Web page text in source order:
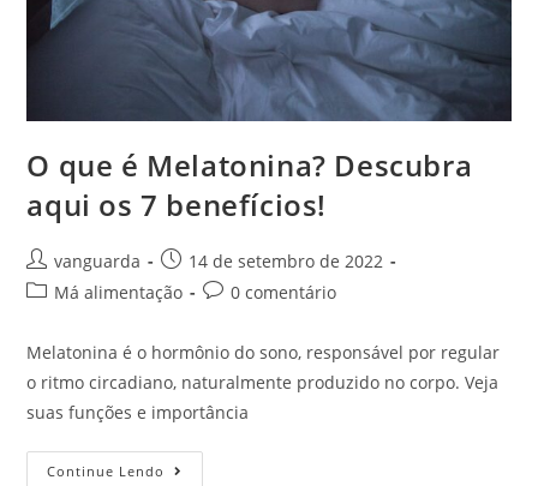
O que é Melatonina? Descubra
aqui os 7 benefícios!
vanguarda
14 de setembro de 2022
Má alimentação
0 comentário
Melatonina é o hormônio do sono, responsável por regular
o ritmo circadiano, naturalmente produzido no corpo. Veja
suas funções e importância
Continue Lendo